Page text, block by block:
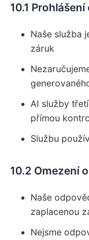
10.1
Naše služba
záruk
AI služby
přímou
Službu
10.2 Omezení
Naše
zaplacenou
Nejsme